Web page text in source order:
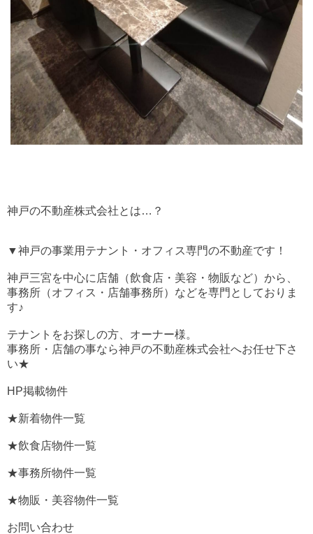
神戸の不動産株式会社とは…？
▼神戸の事業用テナント・オフィス専門の不動産です！
神戸三宮を中心に店舗（飲食店・美容・物販など）から、
事務所（オフィス・店舗事務所）などを専門としておりま
す♪
テナントをお探しの方、オーナー様。
事務所・店舗の事なら神戸の不動産株式会社へお任せ下さ
い★
HP掲載物件
★新着物件一覧
★飲食店物件一覧
★事務所物件一覧
★物販・美容物件一覧
お問い合わせ